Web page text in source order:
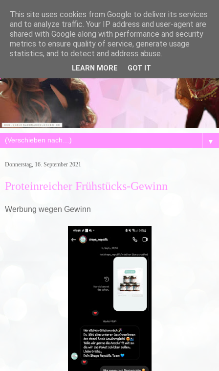
▼
Donnerstag, 16. September 2021
Proteinreicher Frühstücks-Gewinn
Werbung wegen Gewinn
This site uses cookies from Google to deliver its services
and to analyze traffic. Your IP address and user-agent are
shared with Google along with performance and security
metrics to ensure quality of service, generate usage
statistics, and to detect and address abuse.
LEARN MORE GOT IT